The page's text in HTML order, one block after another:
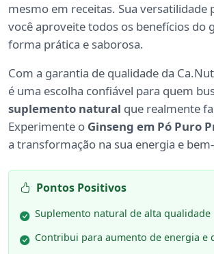
mesmo em receitas. Sua versatilidade
você aproveite todos os benefícios do
forma prática e saborosa.
Com a garantia de qualidade da
é uma escolha confiável para quem
suplemento natural que realmente
Experimente o Ginseng em Pó Puro
a transformação na sua energia e
Pontos Positivos
Suplemento natural de alta qualidade
Contribui para aumento de energia e